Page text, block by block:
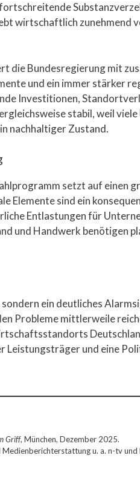
wirtschaftlich zunehmend
die Bundesregierung mit
und ein immer stärker
Investitionen,
stabil, weil
nachhaltiger Zustand.
setzt auf einen
sind ein
Entlastungen für
und Handwerk benötigen
ein deutliches
Probleme mittlerweile
und eine
Griff, München, Dezember 2025.
Medienberichterstattung u. a. n-tv